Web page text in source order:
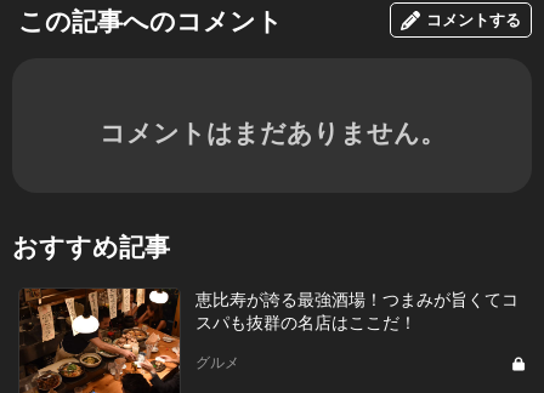
この記事へのコメント コメントする
コメントはまだありません。
おすすめ記事
恵比寿が誇る最強酒場！つまみが旨くてコ
スパも抜群の名店はここだ！
グルメ